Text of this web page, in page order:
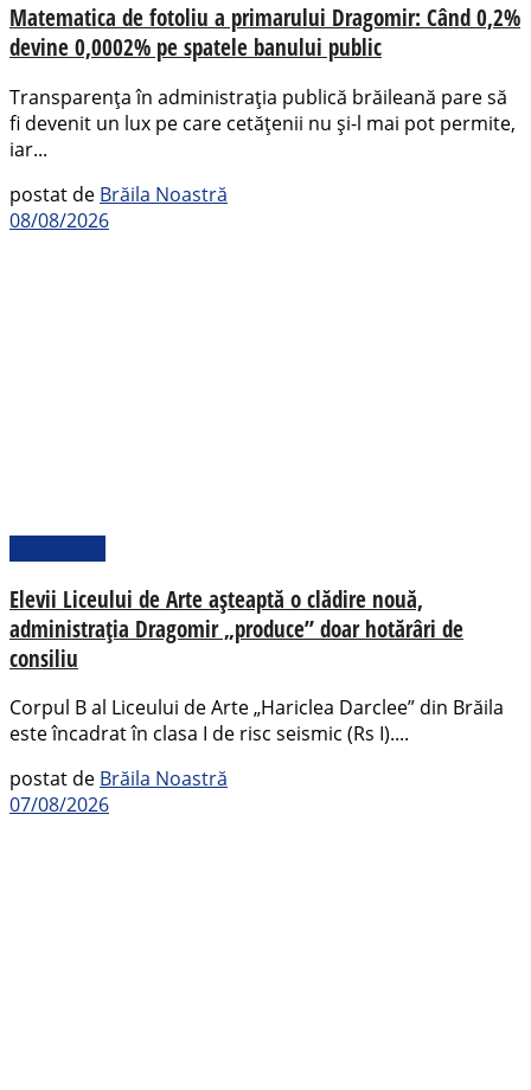
Matematica de fotoliu a primarului Dragomir: Când 0,2%
devine 0,0002% pe spatele banului public
Transparența în administrația publică brăileană pare să
fi devenit un lux pe care cetățenii nu și-l mai pot permite,
iar...
postat de Brăila Noastră
08/08/2026
Elevii Liceului de Arte așteaptă o clădire nouă,
administrația Dragomir „produce” doar hotărâri de
consiliu
Corpul B al Liceului de Arte „Hariclea Darclee” din Brăila
este încadrat în clasa I de risc seismic (Rs I)....
postat de Brăila Noastră
07/08/2026